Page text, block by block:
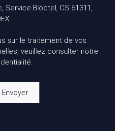
Service Bloctel, CS 61311,
sur le traitement de vos
veuillez consulter notre
.
Envoyer